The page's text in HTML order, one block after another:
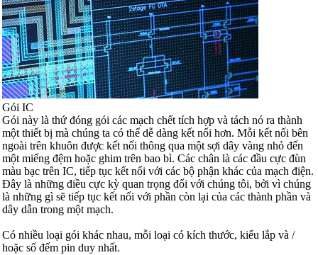
Gói IC
Gói này là thứ đóng gói các mạch chết tích hợp và tách nó ra thành
một thiết bị mà chúng ta có thể dễ dàng kết nối hơn. Mỗi kết nối bên
ngoài trên khuôn được kết nối thông qua một sợi dây vàng nhỏ đến
một miếng đệm hoặc ghim trên bao bì. Các chân là các đầu cực đùn
màu bạc trên IC, tiếp tục kết nối với các bộ phận khác của mạch điện.
Đây là những điều cực kỳ quan trọng đối với chúng tôi, bởi vì chúng
là những gì sẽ tiếp tục kết nối với phần còn lại của các thành phần và
dây dẫn trong một mạch.
Có nhiều loại gói khác nhau, mỗi loại có kích thước, kiểu lắp và /
hoặc số đếm pin duy nhất.